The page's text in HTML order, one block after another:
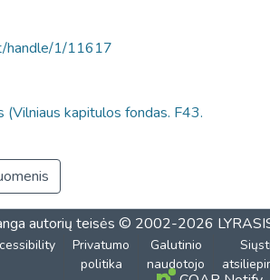
handle/1/11617
(Vilniaus kapitulos fondas. F43.
autorių teisės © 2002-2026
Privatumo
politika
Galutinio
naudotojo